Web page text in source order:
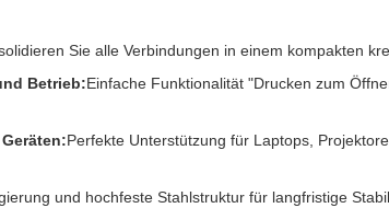
Sie alle Verbindungen in einem kompakten
Betrieb:Einfache Funktionalität "Drucken zum
Perfekte Unterstützung für Laptops,
und hochfeste Stahlstruktur für langfristige